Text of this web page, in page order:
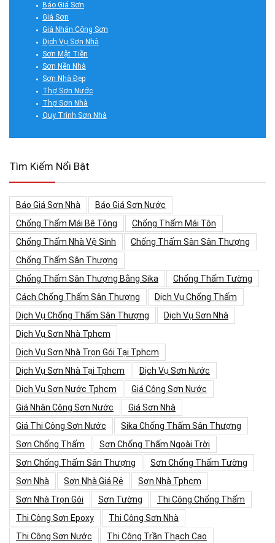
Báo Giá Sơn
Giá Sơn
Giá Nhân Công Sơn
Dịch Vụ Sơn Nhà
Sơn Mặt Tiền
Sơn Nền Nhà
Sơn Nhà Đẹp
Thợ Sơn Nước
Thợ Sơn Nhà
Quy Trình Sơn Nhà
Tìm Kiếm Nổi Bật
Báo Giá Sơn Nhà
Báo Giá Sơn Nước
Chống Thấm Mái Bê Tông
Chống Thấm Mái Tôn
Chống Thấm Nhà Vệ Sinh
Chống Thấm Sàn Sân Thượng
Chống Thấm Sân Thượng
Chống Thấm Sân Thượng Bằng Sika
Chống Thấm Tường
Cách Chống Thấm Sân Thượng
Dịch Vụ Chống Thấm
Dịch Vụ Chống Thấm Sân Thượng
Dịch Vụ Sơn Nhà
Dịch Vụ Sơn Nhà Tphcm
Dịch Vụ Sơn Nhà Trọn Gói Tại Tphcm
Dịch Vụ Sơn Nhà Tại Tphcm
Dịch Vụ Sơn Nước
Dịch Vụ Sơn Nước Tphcm
Giá Công Sơn Nước
Giá Nhân Công Sơn Nước
Giá Sơn Nhà
Giá Thi Công Sơn Nước
Sika Chống Thấm Sân Thượng
Sơn Chống Thấm
Sơn Chống Thấm Ngoài Trời
Sơn Chống Thấm Sân Thượng
Sơn Chống Thấm Tường
Sơn Nhà
Sơn Nhà Giá Rẻ
Sơn Nhà Tphcm
Sơn Nhà Trọn Gói
Sơn Tường
Thi Công Chống Thấm
Thi Công Sơn Epoxy
Thi Công Sơn Nhà
Thi Công Sơn Nước
Thi Công Trần Thạch Cao